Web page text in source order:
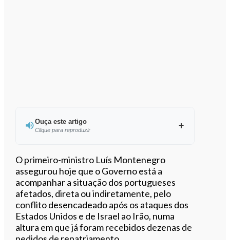
Ouça este artigo
Clique para reproduzir
Ouvir este artigo
O primeiro-ministro Luís Montenegro
assegurou hoje que o Governo está a
acompanhar a situação dos portugueses
afetados, direta ou indiretamente, pelo
conflito desencadeado após os ataques dos
Estados Unidos e de Israel ao Irão, numa
altura em que já foram recebidos dezenas de